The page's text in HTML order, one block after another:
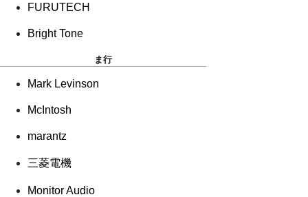
FURUTECH
Bright Tone
ま行
Mark Levinson
McIntosh
marantz
三菱電機
Monitor Audio